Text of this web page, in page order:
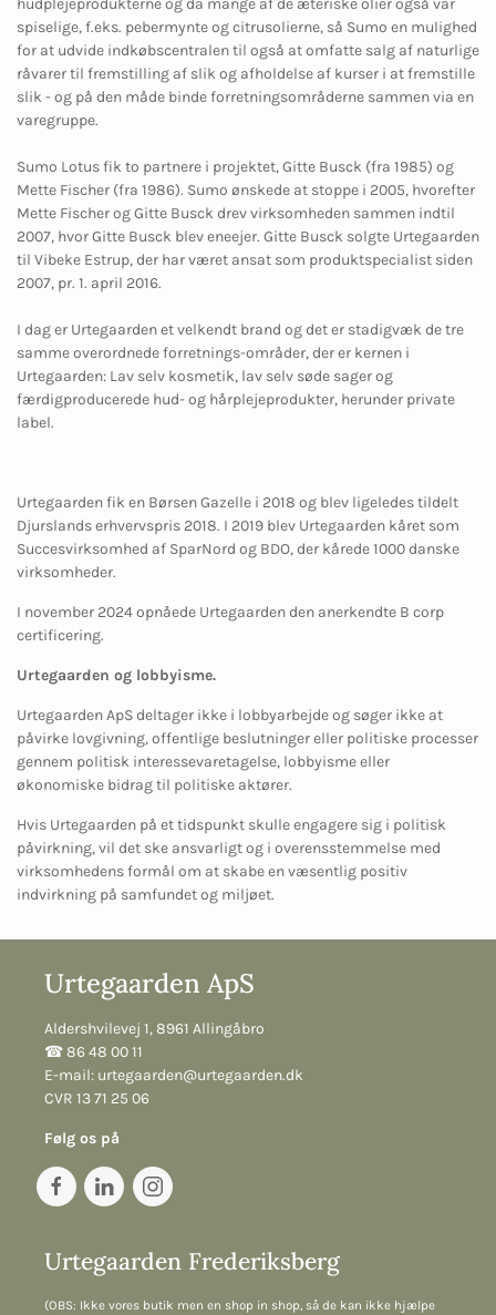
hudplejeprodukterne og da mange af de æteriske olier også var
spiselige, f.eks. pebermynte og citrusolierne, så Sumo en mulighed
for at udvide indkøbscentralen til også at omfatte salg af naturlige
råvarer til fremstilling af slik og afholdelse af kurser i at fremstille
slik - og på den måde binde forretningsområderne sammen via en
varegruppe.
Sumo Lotus fik to partnere i projektet, Gitte Busck (fra 1985) og
Mette Fischer (fra 1986). Sumo ønskede at stoppe i 2005, hvorefter
Mette Fischer og Gitte Busck drev virksomheden sammen indtil
2007, hvor Gitte Busck blev eneejer. Gitte Busck solgte Urtegaarden
til Vibeke Estrup, der har været ansat som produktspecialist siden
2007, pr. 1. april 2016.
I dag er Urtegaarden et velkendt brand og det er stadigvæk de tre
samme overordnede forretnings-områder, der er kernen i
Urtegaarden: Lav selv kosmetik, lav selv søde sager og
færdigproducerede hud- og hårplejeprodukter, herunder private
label.
Urtegaarden fik en Børsen Gazelle i 2018 og blev ligeledes tildelt
Djurslands erhvervspris 2018. I 2019 blev Urtegaarden kåret som
Succesvirksomhed af SparNord og BDO, der kårede 1000 danske
virksomheder.
I november 2024 opnåede Urtegaarden den anerkendte B corp
certificering.
Urtegaarden og lobbyisme.
Urtegaarden ApS deltager ikke i lobbyarbejde og søger ikke at
påvirke lovgivning, offentlige beslutninger eller politiske processer
gennem politisk interessevaretagelse, lobbyisme eller
økonomiske bidrag til politiske aktører.
Hvis Urtegaarden på et tidspunkt skulle engagere sig i politisk
påvirkning, vil det ske ansvarligt og i overensstemmelse med
virksomhedens formål om at skabe en væsentlig positiv
indvirkning på samfundet og miljøet.
Urtegaarden ApS
Aldershvilevej 1, 8961 Allingåbro
☎︎ 86 48 00 11
E-mail: urtegaarden@urtegaarden.dk
CVR 13 71 25 06
Følg os på
Urtegaarden Frederiksberg
(OBS: Ikke vores butik men en shop in shop, så de kan ikke hjælpe